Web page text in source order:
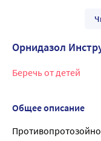
Орнидазол
Беречь от детей
Общее описание